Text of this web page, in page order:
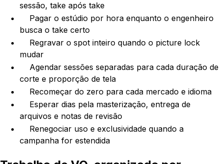
sessão, take após take
Pagar o estúdio por hora enquanto o engenheiro
busca o take certo
Regravar o spot inteiro quando o picture lock
mudar
Agendar sessões separadas para cada duração de
corte e proporção de tela
Recomeçar do zero para cada mercado e idioma
Esperar dias pela masterização, entrega de
arquivos e notas de revisão
Renegociar uso e exclusividade quando a
campanha for estendida